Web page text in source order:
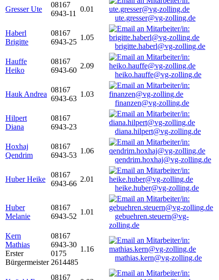
Gresser Ute
08167
6943-11
0.01
ute.gresser@vg-zolling.de
Haberl
Brigitte
08167
6943-25
1.05
brigitte.haberl@vg-zolling.de
Hauffe
Heiko
08167
6943-60
2.09
heiko.hauffe@vg-zolling.de
Hauk Andrea
08167
6943-63
1.03
finanzen@vg-zolling.de
Hilpert
Diana
08167
6943-23
diana.hilpert@vg-zolling.de
Hoxhaj
Qendrim
08167
6943-53
1.06
qendrim.hoxhaj@vg-zolling.de
Huber Heike
08167
6943-66
2.01
heike.huber@vg-zolling.de
Huber
Melanie
08167
6943-52
1.01
gebuehren.steuern@vg-
zolling.de
Kern
Mathias
Erster
Bürgermeister
08167
6943-30
0175
2614485
1.16
mathias.kern@vg-zolling.de
08167